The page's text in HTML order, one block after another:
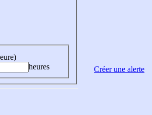
heures
Créer une alerte